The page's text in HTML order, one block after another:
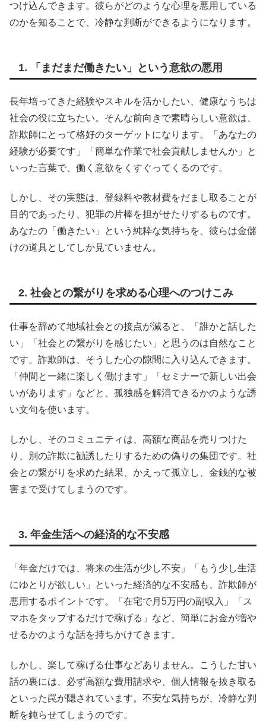
つけ込んできます。彼らがどのような心理を悪用している
のかを知ることで、冷静な判断ができるようになります。
1. 「まだまだ働きたい」という意欲の悪用
長年培ってきた経験やスキルを活かしたい、健康なうちは
社会の役に立ちたい。そんな前向きで素晴らしい意欲は、
詐欺師にとって格好のターゲットになります。「あなたの
経験が必要です」「簡単な作業で社会貢献しませんか」と
いった言葉で、働く意欲をくすぐってくるのです。
しかし、その実態は、登録料や教材費をだまし取ることが
目的であったり、犯罪の片棒を担がせたりするものです。
あなたの「働きたい」という純粋な気持ちを、彼らは金儲
けの道具としてしか見ていません。
2. 社会との繋がりを求める心理へのつけこみ
仕事を辞めて地域社会との接点が減ると、「誰かと話した
い」「社会との繋がりを感じたい」と思うのは自然なこと
です。詐欺師は、そうした心の隙間に入り込んできます。
「仲間と一緒に楽しく働けます」「セミナーで新しい出会
いがあります」などと、孤独感を解消できるかのような誘
い文句を使います。
しかし、そのコミュニティは、高額な商品を売りつけた
り、別の詐欺に勧誘したりするための偽りの集団です。社
会との繋がりを求めた結果、かえって孤立し、金銭的な被
害まで受けてしまうのです。
3. 年金生活への経済的な不安感
「年金だけでは、将来の生活が少し不安」「もう少し生活
にゆとりが欲しい」といった経済的な不安感も、詐欺師が
悪用するポイントです。「在宅で月5万円の副収入」「ス
マホをタップするだけで稼げる」など、簡単にお金が増や
せるかのような話を持ちかけてきます。
しかし、楽して稼げる仕事などありません。こうした甘い
話の裏には、必ず高額な費用請求や、個人情報を抜き取る
といった罠が隠されています。不安な気持ちが、冷静な判
断を鈍らせてしまうのです。